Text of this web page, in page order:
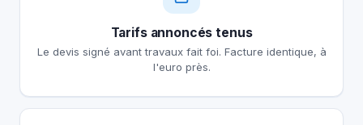
Tarifs annoncés tenus
Le devis signé avant travaux fait foi. Facture identique, à
l'euro près.